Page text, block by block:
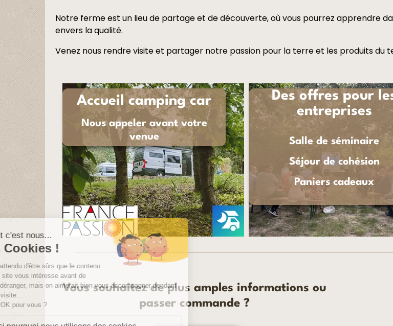
Notre ferme est un lieu de partage et de découverte, où vous pourrez apprendre
envers la qualité.
Venez nous rendre visite et partager notre passion pour la terre et les produits du
Accueil camping car
Nous appeler avant votre
venue
Des offres pour
entreprises
Salle de séminaire
Séjour de cohésion
Paniers cadeaux
Vous souhaitez de plus amples informations ou
passer commande ?